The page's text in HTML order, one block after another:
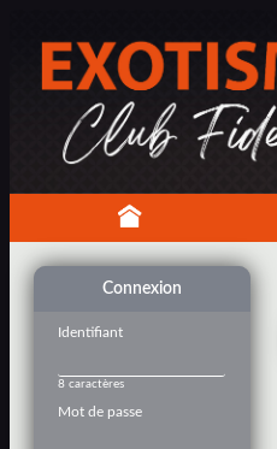
Connexion
Identifiant
8 caractères
Mot de passe